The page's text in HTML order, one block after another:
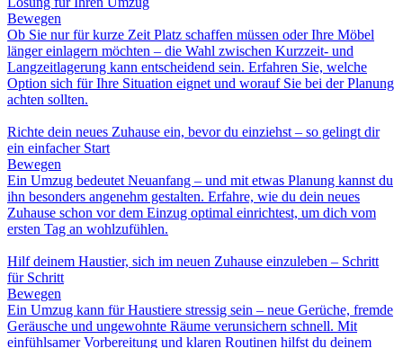
Bewegen
Ob Sie nur für kurze Zeit Platz schaffen müssen oder Ihre Möbel
länger einlagern möchten – die Wahl zwischen Kurzzeit- und
Langzeitlagerung kann entscheidend sein. Erfahren Sie, welche
Option sich für Ihre Situation eignet und worauf Sie bei der Planung
achten sollten.
Richte dein neues Zuhause ein, bevor du einziehst – so gelingt dir
ein einfacher Start
Bewegen
Ein Umzug bedeutet Neuanfang – und mit etwas Planung kannst du
ihn besonders angenehm gestalten. Erfahre, wie du dein neues
Zuhause schon vor dem Einzug optimal einrichtest, um dich vom
ersten Tag an wohlzufühlen.
Hilf deinem Haustier, sich im neuen Zuhause einzuleben – Schritt
für Schritt
Bewegen
Ein Umzug kann für Haustiere stressig sein – neue Gerüche, fremde
Geräusche und ungewohnte Räume verunsichern schnell. Mit
einfühlsamer Vorbereitung und klaren Routinen hilfst du deinem